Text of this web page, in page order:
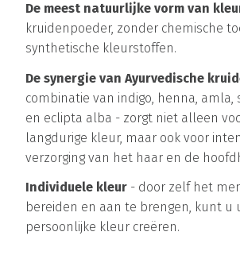
De meest natuurlijke vorm van
kruidenpoeder, zonder chemische
synthetische kleurstoffen.
De synergie van Ayurvedische
combinatie van indigo, henna, amla,
en eclipta alba - zorgt niet alleen
langdurige kleur, maar ook voor
verzorging van het haar en de
Individuele kleur - door zelf het
bereiden en aan te brengen, kunt u
persoonlijke kleur creëren.